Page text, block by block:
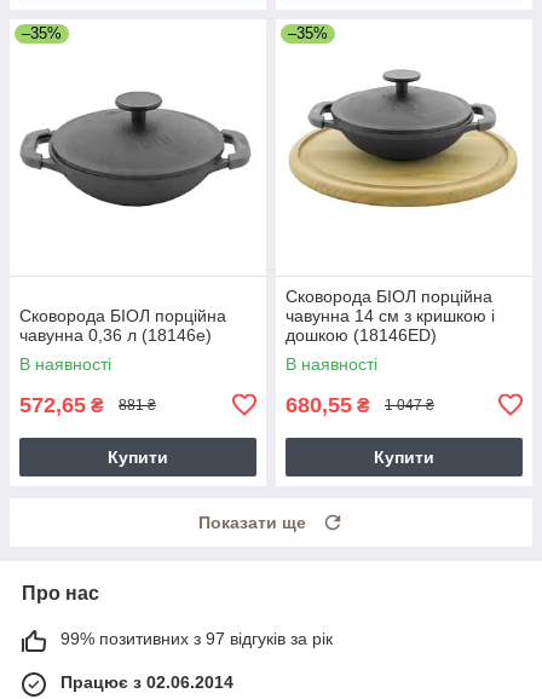
–35%
Сковорода БІОЛ порційна
чавунна 0,36 л (18146e)
В наявності
572,65 ₴ 881 ₴
Купити
–35%
Сковорода БІОЛ порційна
чавунна 14 см з кришкою і
дошкою (18146ED)
В наявності
680,55 ₴ 1 047 ₴
Купити
Показати ще
Про нас
99% позитивних з 97 відгуків за рік
Працює з 02.06.2014